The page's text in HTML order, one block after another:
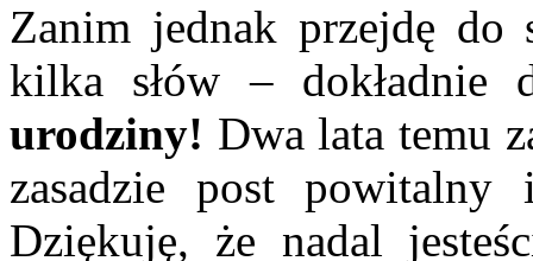
Zanim jednak przejdę do
kilka słów – dokładnie
urodziny! Dwa lata temu
zasadzie post
Dziękuję, że nadal